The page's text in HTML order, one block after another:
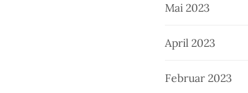
Mai 2023
April 2023
Februar 2023